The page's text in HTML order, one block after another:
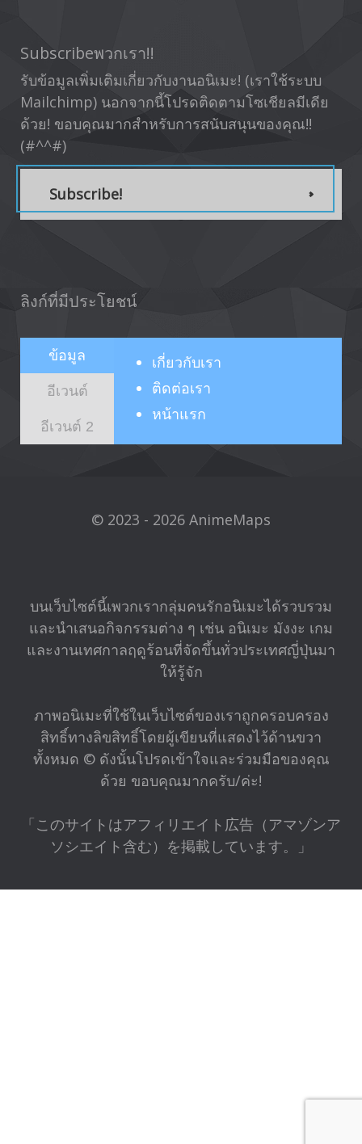
Subscribeพวกเรา!!
รับข้อมูลเพิ่มเติมเกี่ยวกับงานอนิเมะ! (เราใช้ระบบ
Mailchimp) นอกจากนี้โปรดติดตามโซเชียลมีเดีย
ด้วย! ขอบคุณมากสำหรับการสนับสนุนของคุณ!!
(#^^#)
Subscribe!
ลิงก์ที่มีประโยชน์
ข้อมูล
อีเวนต์
อีเวนต์ 2
เกี่ยวกับเรา
ติดต่อเรา
หน้าแรก
© 2023 - 2026 AnimeMaps
บนเว็บไซต์นี้เพวกเรากลุ่มคนรักอนิเมะได้รวบรวม
และนำเสนอกิจกรรมต่าง ๆ เช่น อนิเมะ มังงะ เกม
และงานเทศกาลฤดูร้อนที่จัดขึ้นทั่วประเทศญี่ปุ่นมา
ให้รู้จัก
ภาพอนิเมะที่ใช้ในเว็บไซต์ของเราถูกครอบครอง
สิทธิ์ทางลิขสิทธิ์โดยผู้เขียนที่แสดงไว้ด้านขวา
ทั้งหมด © ดังนั้นโปรดเข้าใจและร่วมมือของคุณ
ด้วย ขอบคุณมากครับ/ค่ะ!
「このサイトはアフィリエイト広告（アマゾンア
ソシエイト含む）を掲載しています。」